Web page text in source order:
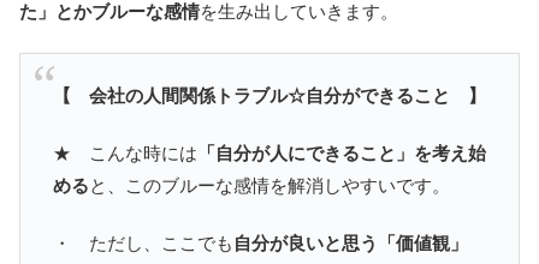
た」とかブルーな感情を生み出していきます。
【 会社の人間関係トラブル☆自分ができること 】
★ こんな時には 「自分が人にできること」を考え始
めると、このブルーな感情を解消しやすいです。
・ ただし、ここでも 自分が良いと思う「価値観」